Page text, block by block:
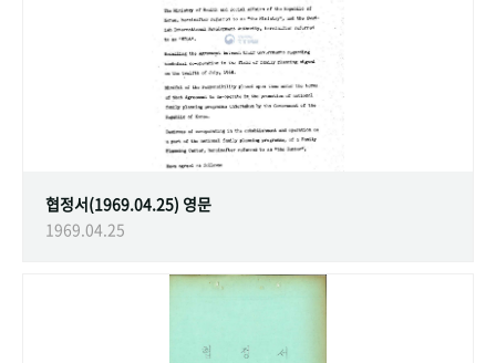
협정서(1969.04.25) 영문
1969.04.25